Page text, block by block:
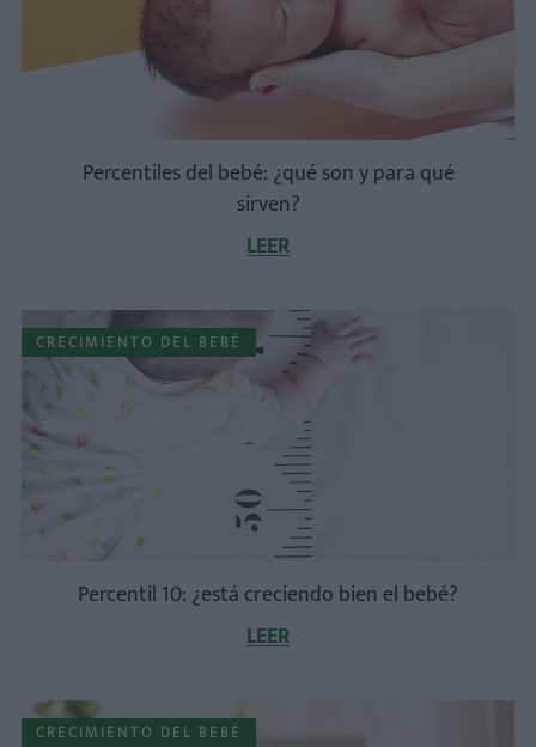
Percentiles del bebé: ¿qué son y para qué
sirven?
LEER
CRECIMIENTO DEL BEBÉ
Percentil 10: ¿está creciendo bien el bebé?
LEER
CRECIMIENTO DEL BEBÉ